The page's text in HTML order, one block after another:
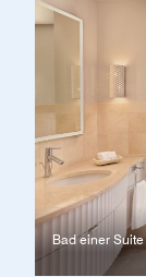
Bad einer Suite